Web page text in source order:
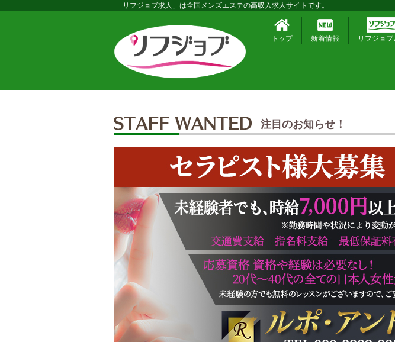
「リフジョブ求人」は全国メンズエステの高収入求人サイトです。
トップ 新着情報 リフジョブ
注目のお知らせ！